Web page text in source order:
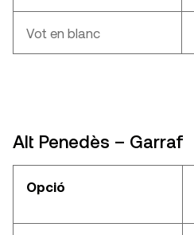
Vot en blanc
Alt Penedès – Garraf
Opció